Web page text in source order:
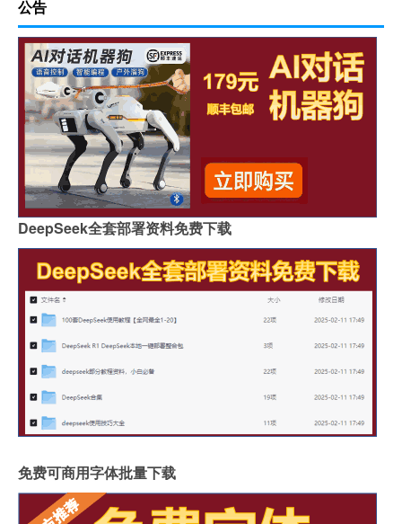
公告
DeepSeek全套部署资料免费下载
免费可商用字体批量下载